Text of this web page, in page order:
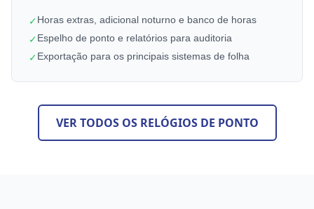
✓Horas extras, adicional noturno e banco de horas
✓Espelho de ponto e relatórios para auditoria
✓Exportação para os principais sistemas de folha
VER TODOS OS RELÓGIOS DE PONTO